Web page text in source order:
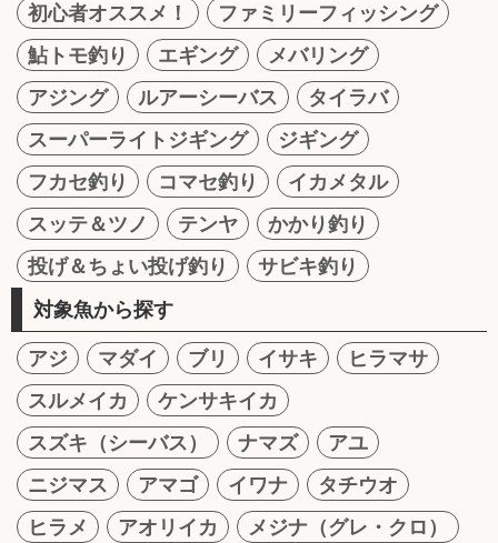
初心者オススメ！
ファミリーフィッシング
鮎トモ釣り
エギング
メバリング
アジング
ルアーシーバス
タイラバ
スーパーライトジギング
ジギング
フカセ釣り
コマセ釣り
イカメタル
スッテ＆ツノ
テンヤ
かかり釣り
投げ＆ちょい投げ釣り
サビキ釣り
対象魚から探す
アジ マダイ ブリ イサキ
ヒラマサ
スルメイカ
ケンサキイカ
スズキ（シーバス）
ナマズ
アユ
ニジマス
アマゴ イワナ
タチウオ
ヒラメ
アオリイカ
メジナ（グレ・クロ）